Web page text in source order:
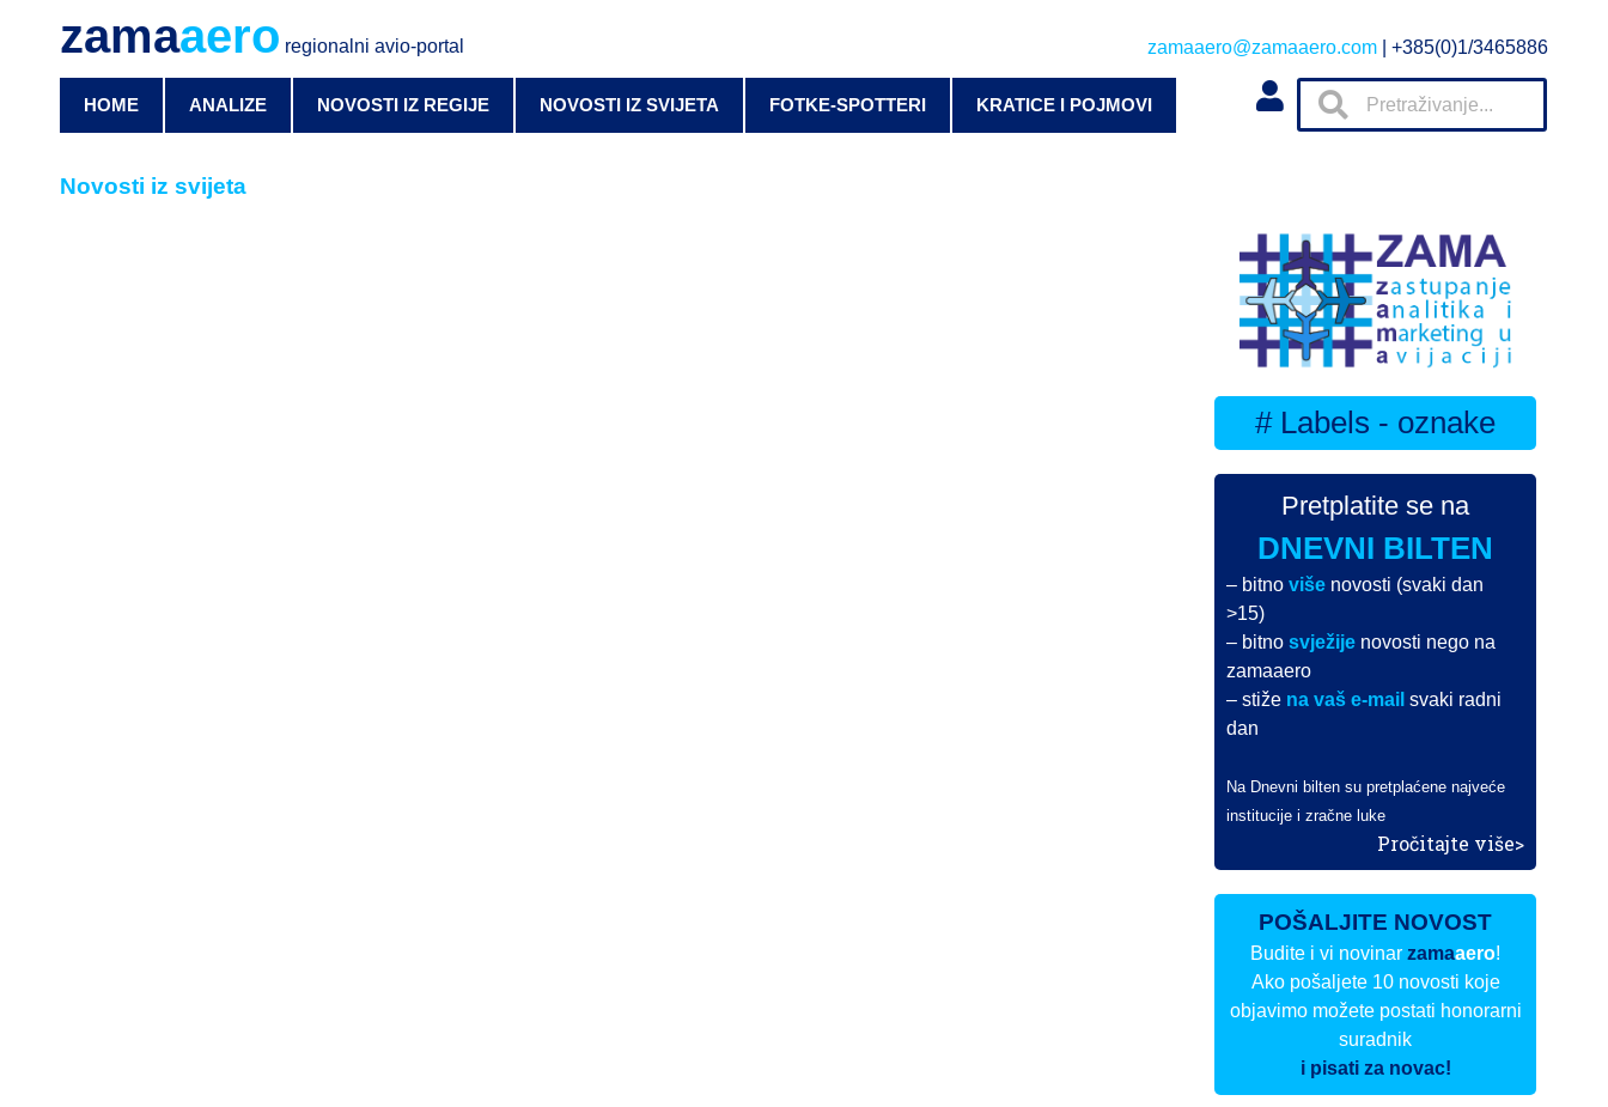
zamaaero regionalni avio-portal zamaaero@zamaaero.com | +385(0)1/3465886
HOME ANALIZE NOVOSTI IZ REGIJE NOVOSTI IZ SVIJETA FOTKE-SPOTTERI KRATICE I POJMOVI
Novosti iz svijeta
# Labels - oznake
Pretplatite se na
DNEVNI BILTEN
– bitnoviše novosti (svaki dan
>15)
– bitnosvježije novosti nego na
zamaaero
– stiže na vaš e-mail svaki radni
dan
Na Dnevni bilten su pretplaćene najveće
institucije i zračne luke
Pročitajte više>
POŠALJITE NOVOST
Budite i vi novinarzamaaero!
Ako pošaljete 10 novosti koje
objavimo možete postati honorarni
suradnik
i pisati za novac!